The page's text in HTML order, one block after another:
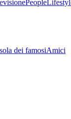
People
dei famosiAmici